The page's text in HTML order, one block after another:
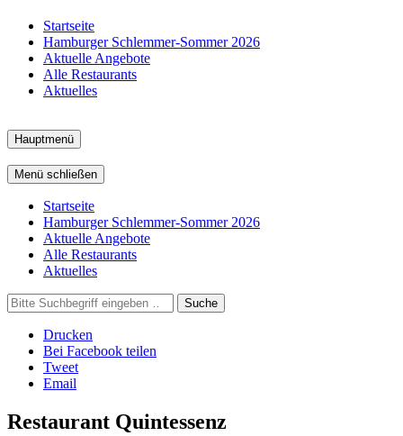
Startseite
Hamburger Schlemmer-Sommer 2026
Aktuelle Angebote
Alle Restaurants
Aktuelles
Hauptmenü
Menü schließen
Startseite
Hamburger Schlemmer-Sommer 2026
Aktuelle Angebote
Alle Restaurants
Aktuelles
Suche
Drucken
Bei Facebook teilen
Tweet
Email
Restaurant Quintessenz